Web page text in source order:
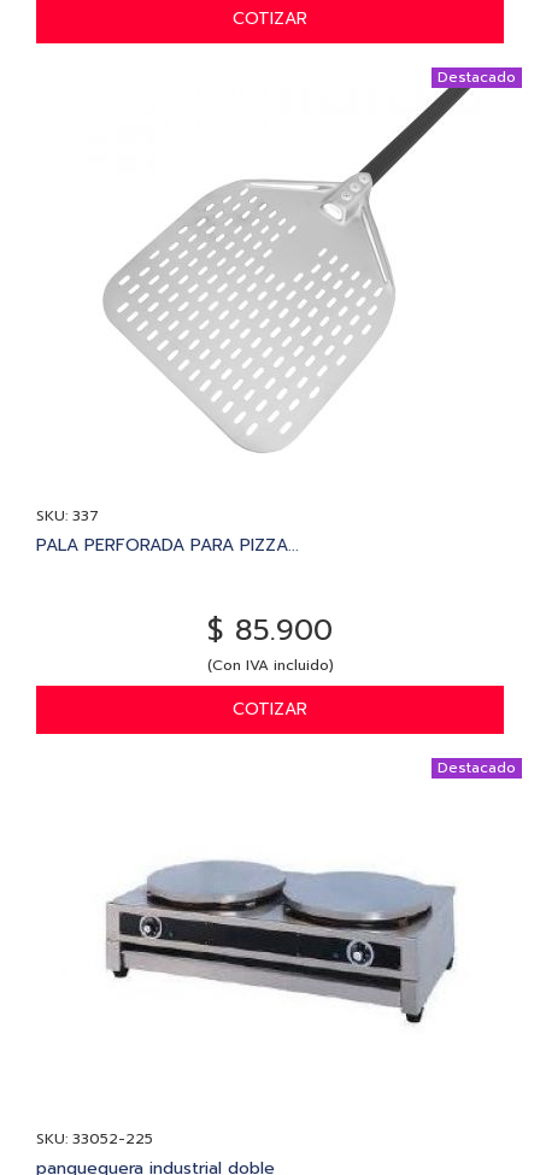
COTIZAR
Destacado
SKU: 337
PALA PERFORADA PARA PIZZA...
$ 85.900
(Con IVA incluido)
COTIZAR
Destacado
SKU: 33052-225
panquequera industrial doble